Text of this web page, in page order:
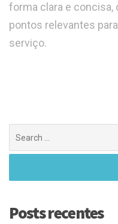
forma clara e
pontos relevantes
serviço.
Posts recentes